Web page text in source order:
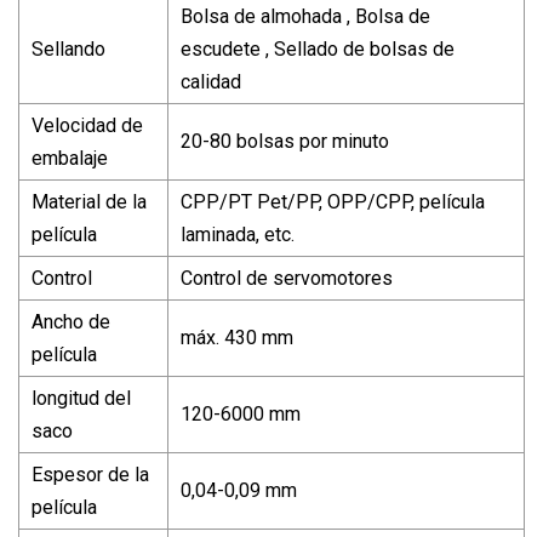
Sellando
Bolsa de almohada , Bolsa de
escudete , Sellado de bolsas de
calidad
Velocidad de
embalaje
20-80 bolsas por minuto
Material de la
película
CPP/PT Pet/PP, OPP/CPP, película
laminada, etc.
Control
Control de servomotores
Ancho de
película
máx. 430 mm
longitud del
saco
120-6000 mm
Espesor de la
película
0,04-0,09 mm